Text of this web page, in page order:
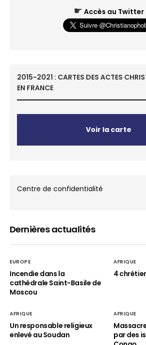
☛ Accès au Twitter
2015-2021 : CARTES DES ACTES
EN FRANCE
Voir la carte
Centre de confidentialité
Dernières actualités
EUROPE
Incendie dans la
cathédrale Saint-Basile de
Moscou
AFRIQUE
4
AFRIQUE
Un responsable religieux
enlevé au Soudan
AFRIQUE
par des